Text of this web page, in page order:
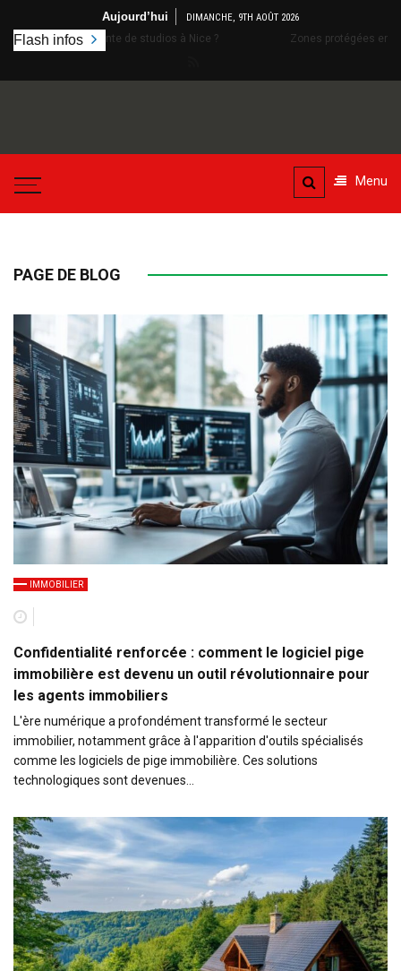
contenu
Aujourd’hui DIMANCHE, 9TH AOÛT 2026
Flash infos
studios à Nice ? Zones protégées en Vendée : Permis de
Menu
PAGE DE BLOG
IMMOBILIER
Confidentialité renforcée : comment le logiciel pige
immobilière est devenu un outil révolutionnaire pour
les agents immobiliers
L'ère numérique a profondément transformé le secteur
immobilier, notamment grâce à l'apparition d'outils spécialisés
comme les logiciels de pige immobilière. Ces solutions
technologiques sont devenues…